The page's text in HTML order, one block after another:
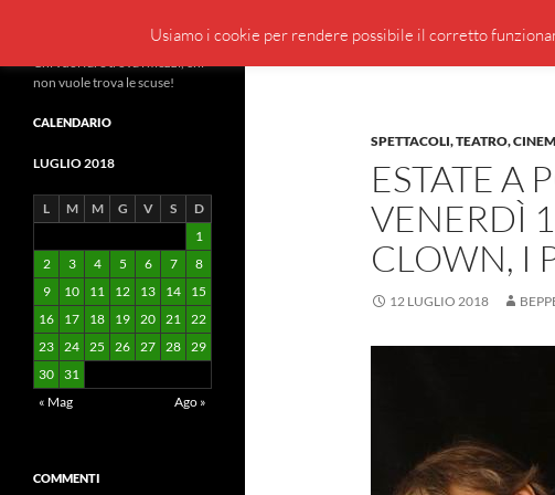
Vai
contenuto
SPETTACOLI, TEATRO,
ESTATE A
VENERDÌ
CLOWN, I
12 LUGLIO 2018
Chi vuol fare trova i mezzi, chi
non vuole trova le scuse!
CALENDARIO
LUGLIO 2018
L M M G V S
D
1
2
3 4 5 6 7
8
9
10 11 12 13 14
15
16
17 18 19 20 21 22
23 24 25 26 27 28 29
30
31
« Mag
Ago »
COMMENTI
Usiamo i cookie per rendere possibile il corretto